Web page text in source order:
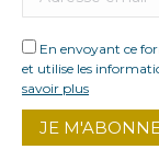
En envoyant ce
et utilise les
savoir plus